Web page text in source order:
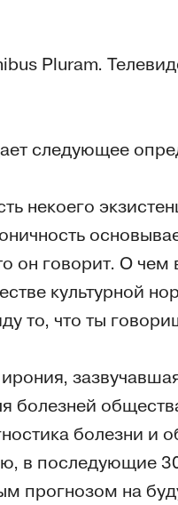
Pluram.
следующее
некоего
он говорит. О чем
культурной
то, что ты
болезней
болезни и
в последующие
прогнозом на